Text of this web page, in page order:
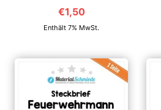
€1,50
Enthält 7% MwSt.